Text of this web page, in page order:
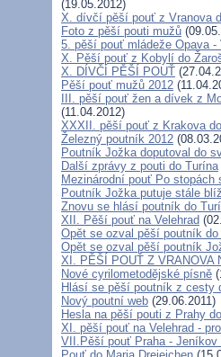
(19.05.2012)
X. dívčí pěší pouť z Vranova
Foto z pěší pouti mužů
5. pěší pouť mládeže Opava -
X. Pěší pouť z Kobylí do
X. DÍVČÍ PĚŠÍ POUŤ
Pěší pouť mužů 2012
III. pěší pouť žen a dívek z
(11.04.2012)
XXXII. pěší pouť z Krakova
Železný poutník 2012
Poutník Jožka doputoval do
Další zprávy z pouti do Turína
Mezinárodní pouť Po stopách
Poutník Jožka putuje stále
Znovu se hlásí poutník do
XII. Pěší pouť na Velehrad
Opět se ozval pěší poutník do
Opět se ozval pěší poutník
XI. PĚŠÍ POUŤ Z VRANOVA
Nové cyrilometodějské písně
Hlásí se pěší poutník z cesty
Nový poutní web (29.06.2011)
Hesla na pěší pouti z Prahy
XI. pěší pouť na Velehrad -
VII.Pěší pouť Praha -